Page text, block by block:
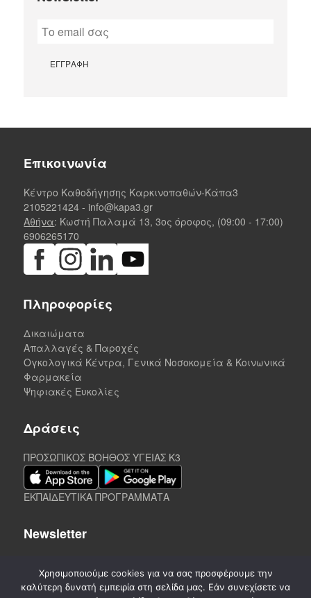
Επικοινωνία
Κέντρο Καθοδήγησης Καρκινοπαθών-Κάπα3
2105221424 - info@kapa3.gr
Αθήνα: Κωστή Παλαμά 13, 3ος όροφος, (09:00 - 17:00)
6906265170
Πληροφορίες
Δικαιώματα
Απαλλαγές & Παροχές
Ογκολογικά Κέντρα, Γενικά Νοσοκομεία & Κοινωνικά
Φαρμακεία
Ψηφιακές Ευκολίες
Δράσεις
ΠΡΟΣΩΠΙΚΟΣ ΒΟΗΘΟΣ ΥΓΕΙΑΣ K3
ΕΚΠΑΙΔΕΥΤΙΚΑ ΠΡΟΓΡΑΜΜΑΤΑ
Newsletter
Χρησιμοποιούμε cookies για να σας προσφέρουμε την
καλύτερη δυνατή εμπειρία στη σελίδα μας. Εάν συνεχίσετε να